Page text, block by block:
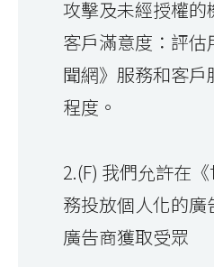
攻擊及未經授權的
客戶滿意度：評
聞網》服務和客
程度。
2.(F) 我們允許在
務投放個人化的
廣告商獲取受眾